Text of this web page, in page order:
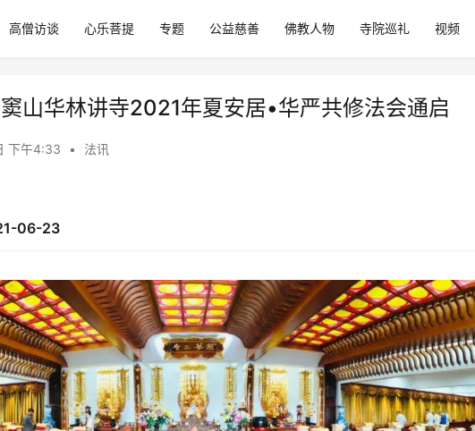
高僧访谈 心乐菩提 专题 公益慈善 佛教人物 寺院巡礼 视频
山华林讲寺2021年夏安居•华严共修法会通启
下午4:33 • 法讯
06-23